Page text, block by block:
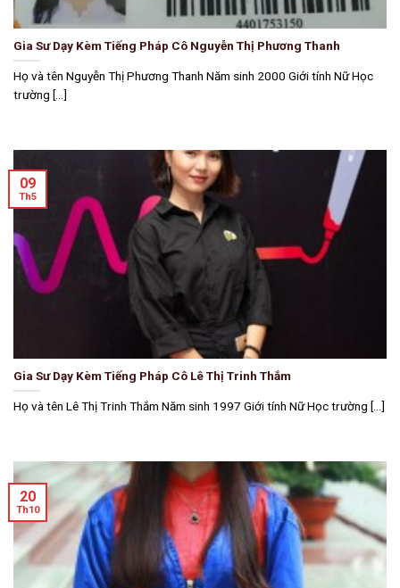
Gia Sư Dạy Kèm Tiếng Pháp Cô Nguyễn Thị Phương Thanh
Họ và tên Nguyễn Thị Phương Thanh Năm sinh 2000 Giới tính Nữ Học
trường [...]
Gia Sư Dạy Kèm Tiếng Pháp Cô Lê Thị Trinh Thắm
Họ và tên Lê Thị Trinh Thắm Năm sinh 1997 Giới tính Nữ Học trường [...]
09
Th5
20
Th10